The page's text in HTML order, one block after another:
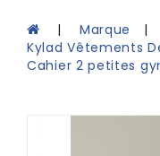
Marque
Kylad Vêtements
Cahier 2 petites